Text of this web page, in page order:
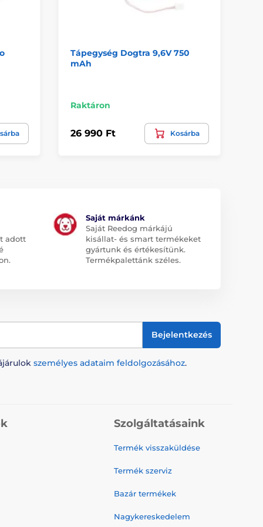
Tápegység Dogtra 9,6V 750
mAh
Raktáron
26 990 Ft Kosárba
adott
Saját márkánk
Saját Reedog márkájú
kisállat- és smart termékeket
gyártunk és értékesítünk.
Termékpalettánk széles.
Bejelentkezés
személyes adataim feldolgozásához.
Szolgáltatásaink
Termék visszaküldése
Termék szerviz
Bazár termékek
Nagykereskedelem